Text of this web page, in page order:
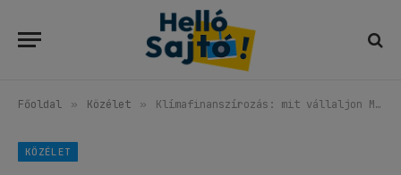
Főoldal » Közélet » Klímafinanszírozás: mit vállaljon Magyarország a globális igazságosságért?
KÖZÉLET